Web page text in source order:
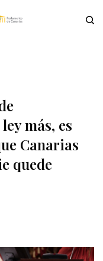
más, es
Canarias
quede